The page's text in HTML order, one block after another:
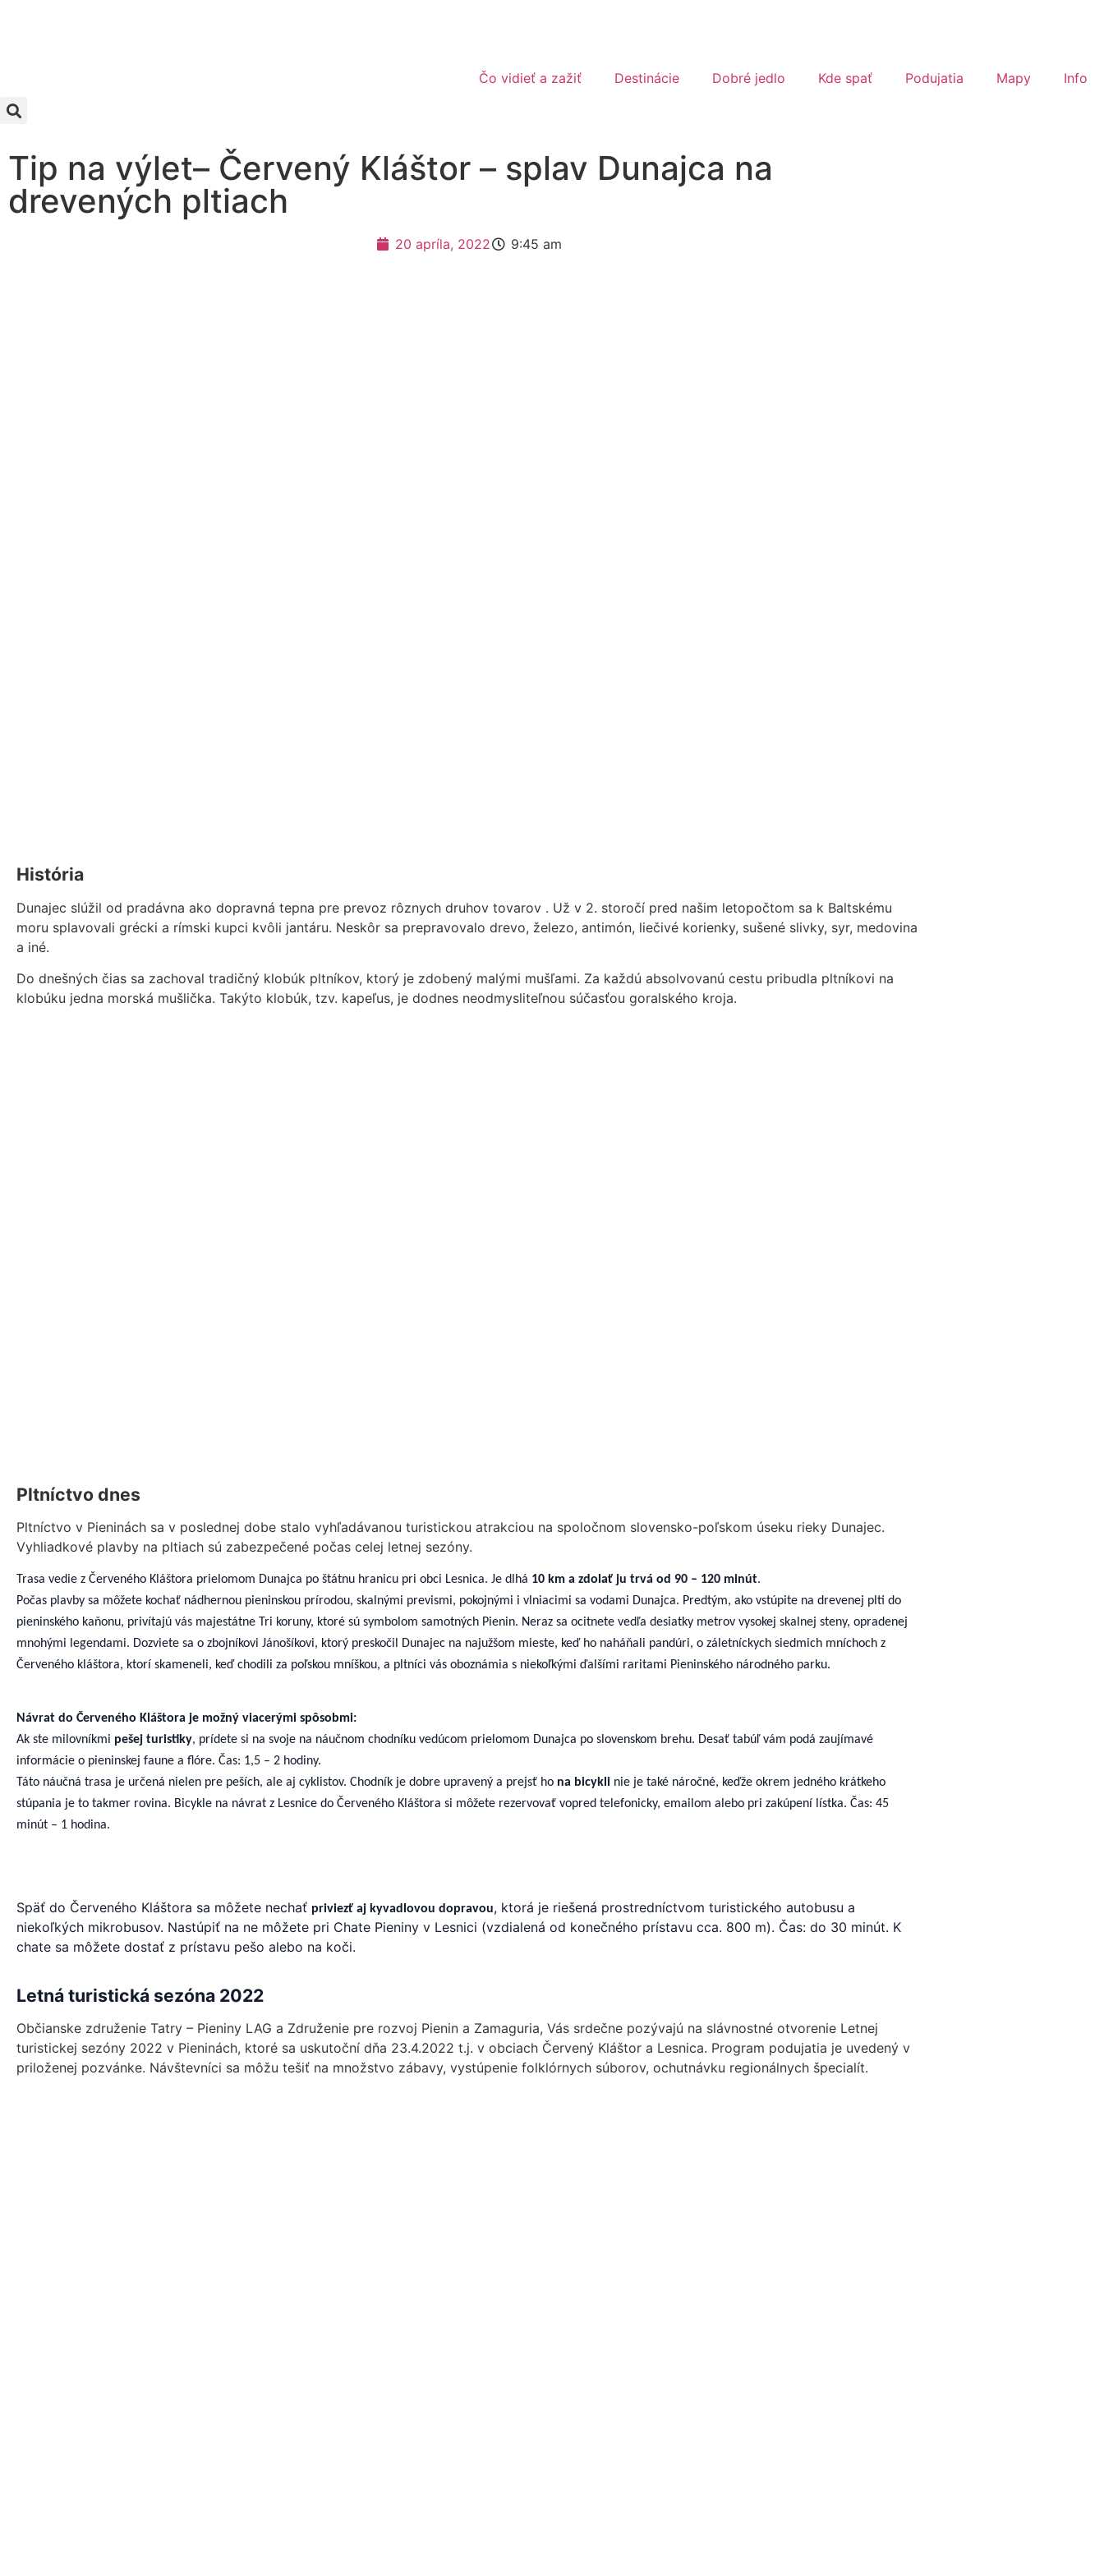
Čo vidieť a zažiť Destinácie Dobré jedlo Kde spať Podujatia Mapy Info
Tip na výlet– Červený Kláštor – splav Dunajca na
drevených pltiach
20 apríla, 2022 9:45 am
História
Dunajec slúžil od pradávna ako dopravná tepna pre prevoz rôznych druhov tovarov . Už v 2. storočí pred našim letopočtom sa k Baltskému
moru splavovali grécki a rímski kupci kvôli jantáru. Neskôr sa prepravovalo drevo, železo, antimón, liečivé korienky, sušené slivky, syr, medovina
a iné.
Do dnešných čias sa zachoval tradičný klobúk pltníkov, ktorý je zdobený malými mušľami. Za každú absolvovanú cestu pribudla pltníkovi na
klobúku jedna morská mušlička. Takýto klobúk, tzv. kapeľus, je dodnes neodmysliteľnou súčasťou goralského kroja.
Pltníctvo dnes
Pltníctvo v Pieninách sa v poslednej dobe stalo vyhľadávanou turistickou atrakciou na spoločnom slovensko-poľskom úseku rieky Dunajec.
Vyhliadkové plavby na pltiach sú zabezpečené počas celej letnej sezóny.
Trasa vedie z Červeného Kláštora prielomom Dunajca po štátnu hranicu pri obci Lesnica. Je dlhá 10 km a zdolať ju trvá od 90 – 120 minút.
Počas plavby sa môžete kochať nádhernou pieninskou prírodou, skalnými prevismi, pokojnými i vlniacimi sa vodami Dunajca. Predtým, ako vstúpite na drevenej plti do
pieninského kaňonu, privítajú vás majestátne Tri koruny, ktoré sú symbolom samotných Pienin. Neraz sa ocitnete vedľa desiatky metrov vysokej skalnej steny, opradenej
mnohými legendami. Dozviete sa o zbojníkovi Jánošíkovi, ktorý preskočil Dunajec na najužšom mieste, keď ho naháňali pandúri, o záletníckych siedmich mníchoch z
Červeného kláštora, ktorí skameneli, keď chodili za poľskou mníškou, a pltníci vás oboznámia s niekoľkými ďalšími raritami Pieninského národného parku.
Návrat do Červeného Kláštora je možný viacerými spôsobmi:
Ak ste milovníkmi pešej turistiky, prídete si na svoje na náučnom chodníku vedúcom prielomom Dunajca po slovenskom brehu. Desať tabúľ vám podá zaujímavé
informácie o pieninskej faune a flóre. Čas: 1,5 – 2 hodiny.
Táto náučná trasa je určená nielen pre peších, ale aj cyklistov. Chodník je dobre upravený a prejsť ho na bicykli nie je také náročné, keďže okrem jedného krátkeho
stúpania je to takmer rovina. Bicykle na návrat z Lesnice do Červeného Kláštora si môžete rezervovať vopred telefonicky, emailom alebo pri zakúpení lístka. Čas: 45
minút – 1 hodina.
Späť do Červeného Kláštora sa môžete nechať priviezť aj kyvadlovou dopravou, ktorá je riešená prostredníctvom turistického autobusu a
niekoľkých mikrobusov. Nastúpiť na ne môžete pri Chate Pieniny v Lesnici (vzdialená od konečného prístavu cca. 800 m). Čas: do 30 minút. K
chate sa môžete dostať z prístavu pešo alebo na koči.
Letná turistická sezóna 2022
Občianske združenie Tatry – Pieniny LAG a Združenie pre rozvoj Pienin a Zamaguria, Vás srdečne pozývajú na slávnostné otvorenie Letnej
turistickej sezóny 2022 v Pieninách, ktoré sa uskutoční dňa 23.4.2022 t.j. v obciach Červený Kláštor a Lesnica. Program podujatia je uvedený v
priloženej pozvánke. Návštevníci sa môžu tešiť na množstvo zábavy, vystúpenie folklórnych súborov, ochutnávku regionálnych špecialít.